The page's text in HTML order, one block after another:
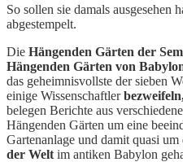
So sollen sie damals ausgesehen
abgestempelt.
Die Hängenden Gärten der
Hängenden Gärten von
das geheimnisvollste der sieben
einige Wissenschaftler
belegen Berichte aus
Hängenden Gärten um eine
Gartenanlage und damit quasi um
der Welt im antiken Babylon